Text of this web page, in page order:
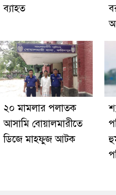
ব্যাহত
২০ মামলার পলাতক
আসামি বোয়ালমারীতে
ডিজে মাহফুজ আটক